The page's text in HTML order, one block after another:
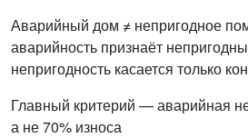
Аварийный дом ≠ непригодное
аварийность признаёт
непригодность касается только
Главный критерий — аварийная
а не 70% износа